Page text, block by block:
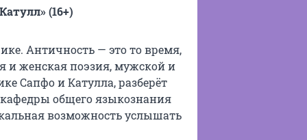
(16+)
Античность — это то время,
и женская поэзия, мужской и
Сапфо и Катулла, разберёт
общего языкознания
возможность услышать